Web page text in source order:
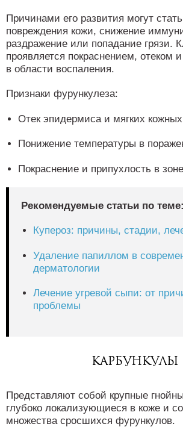
Причинами его развития могут
повреждения кожи, снижение
раздражение или попадание грязи.
проявляется покраснением, отеком
в области воспаления.
Признаки фурункулеза:
Отек эпидермиса и мягких кожных
Понижение температуры в
Покраснение и припухлость в
Рекомендуемые статьи по теме:
Купероз: причины, стадии,
Удаление папиллом в
дерматологии
Лечение угревой сыпи: от
проблемы
Карбункулы
Представляют собой крупные
глубоко локализующиеся в коже и
множества сросшихся фурункулов.